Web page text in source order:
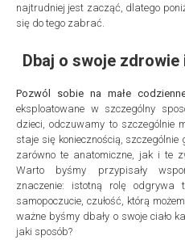
najtrudniej jest zacząć, dlatego
się do tego zabrać.
Dbaj o swoje zdrowie
Pozwól sobie na małe
eksploatowane w szczególny
dzieci, odczuwamy to szczególnie
staje się koniecznością,
zarówno te anatomiczne, jak i te
Warto byśmy przypisały
znaczenie: istotną rolę
samopoczucie, czułość, którą
ważne byśmy dbały o swoje ciało
jaki sposób?